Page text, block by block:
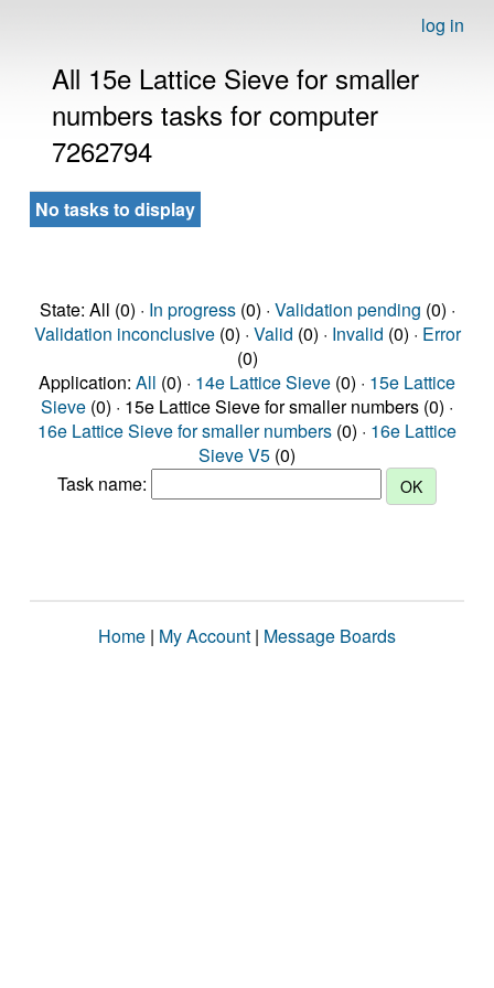
log in
All 15e Lattice Sieve for smaller
numbers tasks for computer
7262794
No tasks to display
State: All (0) · In progress(0) · Validation pending (0) ·
Validation inconclusive(0) · Valid (0) · Invalid (0) · Error
(0)
Application: All (0) · 14e Lattice Sieve (0) · 15e Lattice
Sieve (0) · 15e Lattice Sieve for smaller numbers (0) ·
16e Lattice Sieve for smaller numbers (0) · 16e Lattice
Sieve V5 (0)
Task name:
Home | My Account | Message Boards